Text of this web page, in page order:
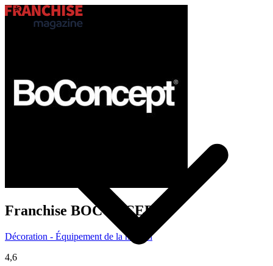
Franchise BOCONCEPT
Décoration - Équipement de la maison
4,6